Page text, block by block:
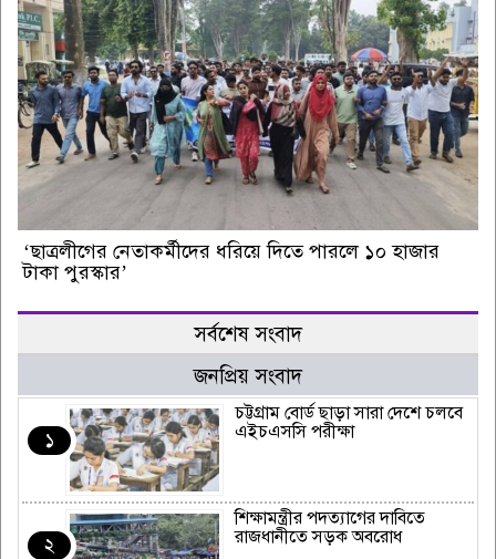
‘ছাত্রলীগের নেতাকর্মীদের ধরিয়ে দিতে পারলে ১০ হাজার
টাকা পুরস্কার’
সর্বশেষ সংবাদ
জনপ্রিয় সংবাদ
১
চট্টগ্রাম বোর্ড ছাড়া সারা দেশে চলবে
এইচএসসি পরীক্ষা
২
শিক্ষামন্ত্রীর পদত্যাগের দাবিতে
রাজধানীতে সড়ক অবরোধ